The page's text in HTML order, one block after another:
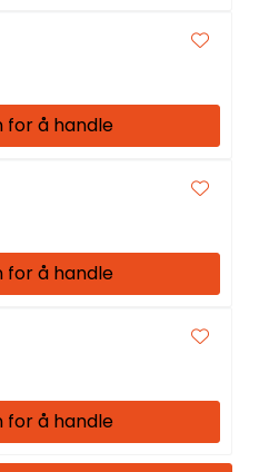
for å handle
for å handle
for å handle